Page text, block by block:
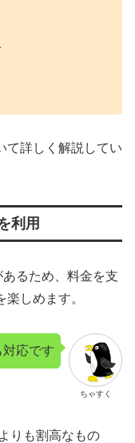
て詳しく解説してい
利用
るため、料金を支
しめます。
ちゃすく
対応です
りも割高なもの